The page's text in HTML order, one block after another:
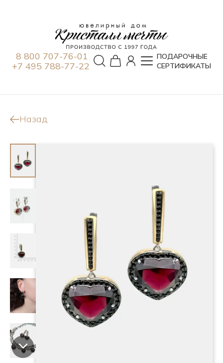
8 800 707-76-01
+7 495 788-77-22
ПОДАРОЧНЫЕ
СЕРТИФИКАТЫ
Назад